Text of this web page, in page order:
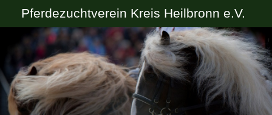
Pferdezuchtverein Kreis Heilbronn e.V.